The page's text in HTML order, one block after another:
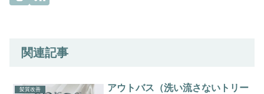
関連記事
髪質改善
アウトバス（洗い流さないトリー